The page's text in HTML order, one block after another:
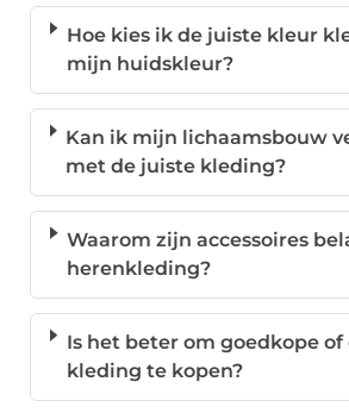
Hoe kies ik de juiste kleur
mijn huidskleur?
Kan ik mijn lichaamsbouw
met de juiste kleding?
Waarom zijn accessoires
herenkleding?
Is het beter om goedkope
kleding te kopen?